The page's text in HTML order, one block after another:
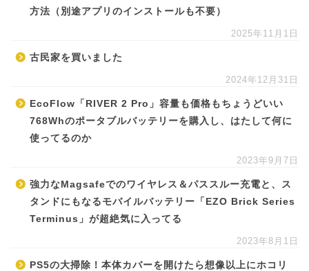
方法（別途アプリのインストールも不要）
2025年11月1日
古民家を買いました
2024年12月31日
EcoFlow「RIVER 2 Pro」容量も価格もちょうどいい
768Whのポータブルバッテリーを購入し、はたして何に
使ってるのか
2023年9月7日
強力なMagsafeでのワイヤレス＆パススルー充電と、ス
タンドにもなるモバイルバッテリー「EZO Brick Series
Terminus」が超絶気に入ってる
2023年8月1日
PS5の大掃除！本体カバーを開けたら想像以上にホコリ